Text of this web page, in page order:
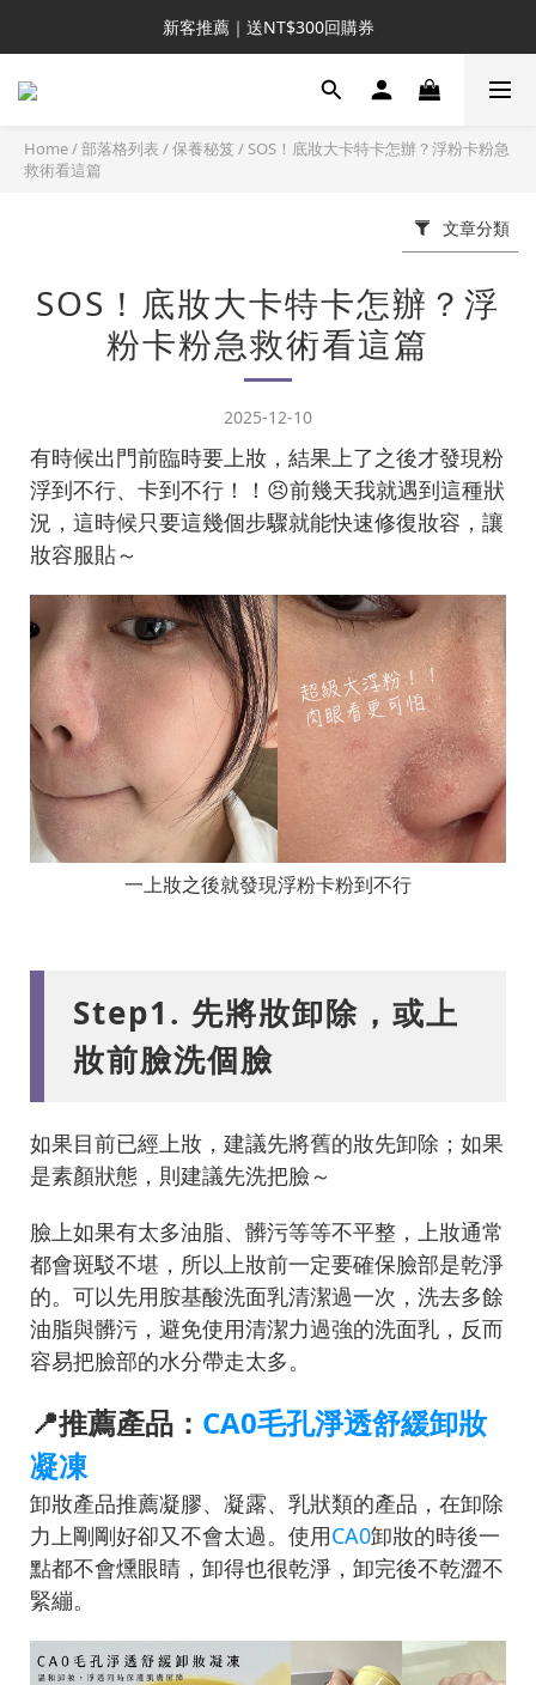
新客推薦｜送NT$300回購券
新客推薦｜送NT$300回購券
升VIP首推｜買4送6起
Home/部落格列表 /保養秘笈 / SOS！底妝大卡特卡怎辦？浮粉卡粉急
救術看這篇
文章分類
SOS！底妝大卡特卡怎辦？浮
粉卡粉急救術看這篇
2025-12-10
有時候出門前臨時要上妝，結果上了之後才發現粉
浮到不行、卡到不行！！😣前幾天我就遇到這種狀
況，這時候只要這幾個步驟就能快速修復妝容，讓
妝容服貼～
一上妝之後就發現浮粉卡粉到不行
Step1. 先將妝卸除，或上
妝前臉洗個臉
如果目前已經上妝，建議先將舊的妝先卸除；如果
是素顏狀態，則建議先洗把臉～
臉上如果有太多油脂、髒污等等不平整，上妝通常
都會斑駁不堪，所以上妝前一定要確保臉部是乾淨
的。可以先用胺基酸洗面乳清潔過一次，洗去多餘
油脂與髒污，避免使用清潔力過強的洗面乳，反而
容易把臉部的水分帶走太多。
📍推薦產品： CA0毛孔淨透舒緩卸妝
凝凍
卸妝產品推薦凝膠、凝露、乳狀類的產品，在卸除
力上剛剛好卻又不會太過。使用CA0卸妝的時後一
點都不會燻眼睛，卸得也很乾淨，卸完後不乾澀不
緊繃。